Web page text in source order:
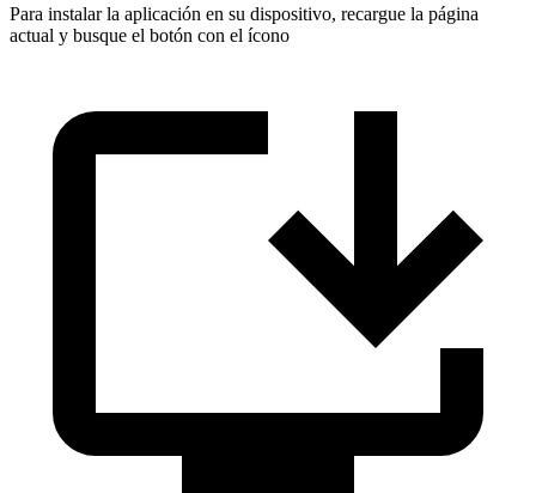
Para instalar la aplicación en su dispositivo, recargue la página
actual y busque el botón con el ícono